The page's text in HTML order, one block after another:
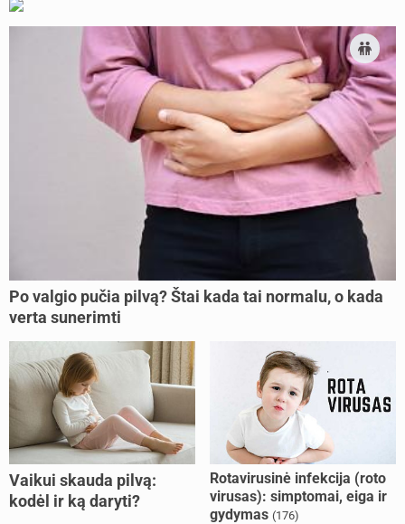
Po valgio pučia pilvą? Štai kada tai normalu, o kada
verta sunerimti
Vaikui skauda pilvą:
kodėl ir ką daryti?
Rotavirusinė infekcija (roto
virusas): simptomai, eiga ir
gydymas (176)